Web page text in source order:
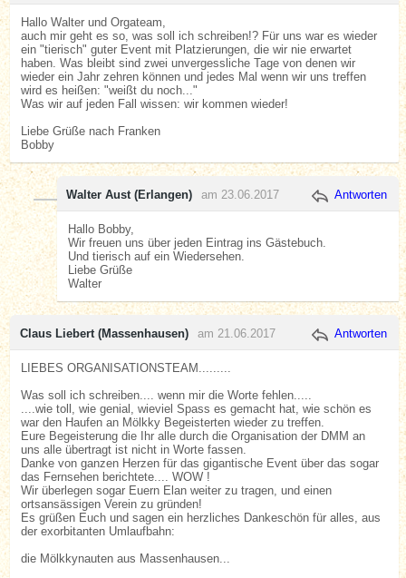
Hallo Walter und Orgateam,
auch mir geht es so, was soll ich schreiben!? Für uns war es wieder
ein "tierisch" guter Event mit Platzierungen, die wir nie erwartet
haben. Was bleibt sind zwei unvergessliche Tage von denen wir
wieder ein Jahr zehren können und jedes Mal wenn wir uns treffen
wird es heißen: "weißt du noch..."
Was wir auf jeden Fall wissen: wir kommen wieder!
Liebe Grüße nach Franken
Bobby
Walter Aust (Erlangen) am 23.06.2017 Antworten
Hallo Bobby,
Wir freuen uns über jeden Eintrag ins Gästebuch.
Und tierisch auf ein Wiedersehen.
Liebe Grüße
Walter
Claus Liebert (Massenhausen) am 21.06.2017 Antworten
LIEBES ORGANISATIONSTEAM.........
Was soll ich schreiben.... wenn mir die Worte fehlen.....
....wie toll, wie genial, wieviel Spass es gemacht hat, wie schön es
war den Haufen an Mölkky Begeisterten wieder zu treffen.
Eure Begeisterung die Ihr alle durch die Organisation der DMM an
uns alle übertragt ist nicht in Worte fassen.
Danke von ganzen Herzen für das gigantische Event über das sogar
das Fernsehen berichtete.... WOW !
Wir überlegen sogar Euern Elan weiter zu tragen, und einen
ortsansässigen Verein zu gründen!
Es grüßen Euch und sagen ein herzliches Dankeschön für alles, aus
der exorbitanten Umlaufbahn:
die Mölkkynauten aus Massenhausen...